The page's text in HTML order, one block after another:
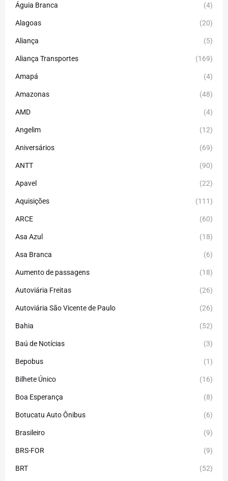
Águia Branca (4)
Alagoas (20)
Aliança (5)
Aliança Transportes (169)
Amapá (4)
Amazonas (48)
AMD (4)
Angelim (12)
Aniversários (69)
ANTT (90)
Apavel (22)
Aquisições (111)
ARCE (60)
Asa Azul (18)
Asa Branca (6)
Aumento de passagens (18)
Autoviária Freitas (26)
Autoviária São Vicente de Paulo (26)
Bahia (52)
Baú de Notícias (3)
Bepobus (1)
Bilhete Único (16)
Boa Esperança (8)
Botucatu Auto Ônibus (6)
Brasileiro (9)
BRS-FOR (9)
BRT (52)